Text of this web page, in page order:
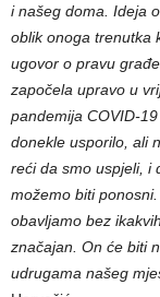
i našeg doma. Ideja
oblik onoga trenutka
ugovor o pravu
započela upravo u
pandemija COVID-
donekle usporilo, ali
reći da smo uspjeli, i
možemo biti
obavljamo bez
značajan. On će biti
udrugama našeg